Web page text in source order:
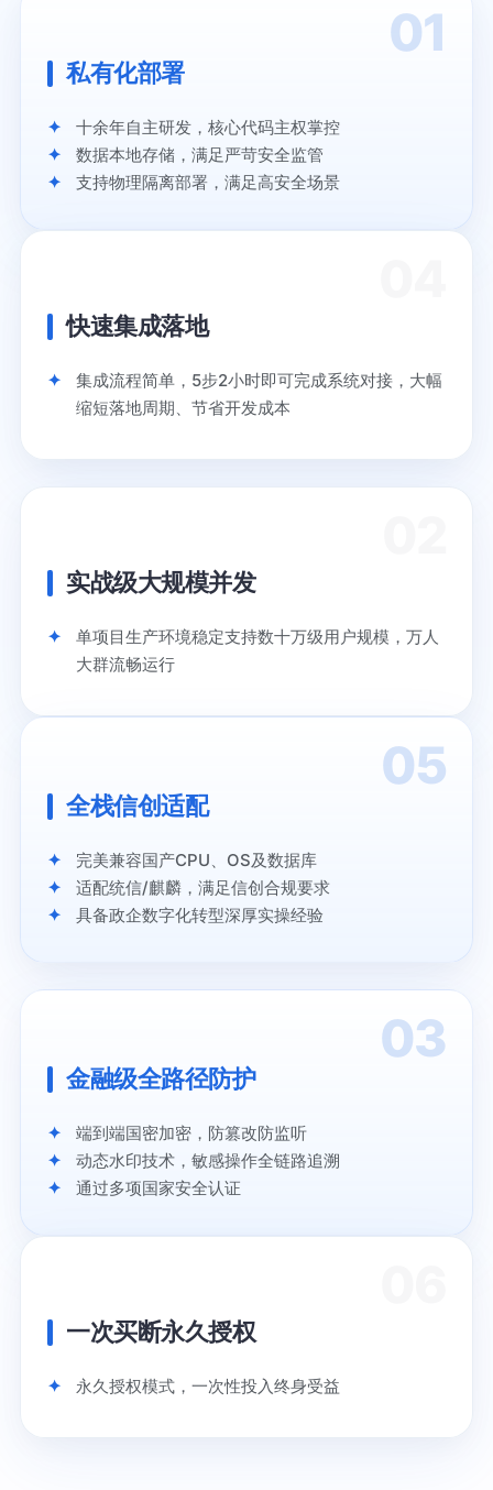
01
私有化部署
十余年自主研发，核心代码主权掌控
数据本地存储，满足严苛安全监管
支持物理隔离部署，满足高安全场景
快速集成落地
集成流程简单，5步2小时即可完成系统对接，大幅
缩短落地周期、节省开发成本
实战级大规模并发
单项目生产环境稳定支持数十万级用户规模，万人
大群流畅运行
05
全栈信创适配
完美兼容国产CPU、OS及数据库
适配统信/麒麟，满足信创合规要求
具备政企数字化转型深厚实操经验
03
金融级全路径防护
端到端国密加密，防篡改防监听
动态水印技术，敏感操作全链路追溯
通过多项国家安全认证
一次买断永久授权
永久授权模式，一次性投入终身受益